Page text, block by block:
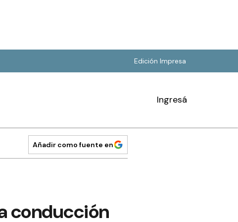
Edición Impresa
Ingresá
Añadir como fuente en
conducción